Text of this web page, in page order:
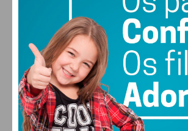
condições
30°
SEX
28
SÁB
28°
DOM